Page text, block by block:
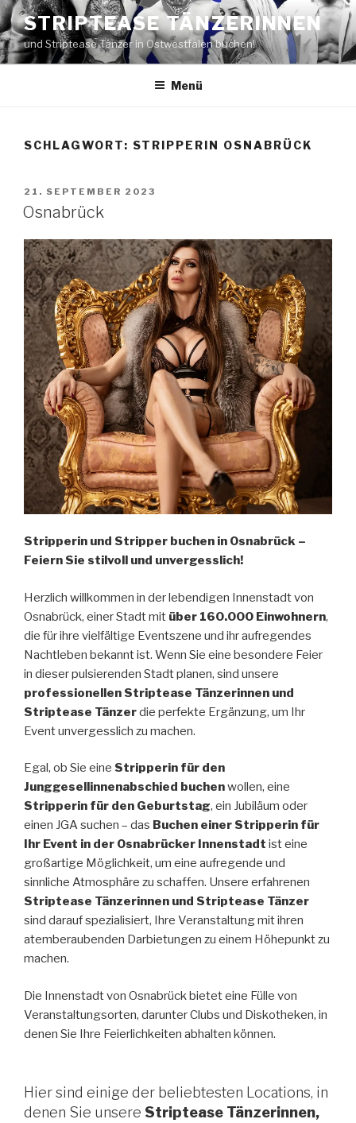
Zum
Inhalt
springen
STRIPTEASE TÄNZERINNEN
und Striptease Tänzer in Ostwestfalen buchen!
Menü
SCHLAGWORT: STRIPPERIN OSNABRÜCK
VERÖFFENTLICHT
AM
21. SEPTEMBER 2023
Osnabrück
Stripperin und Stripper buchen in Osnabrück –
Feiern Sie stilvoll und unvergesslich!
Herzlich willkommen in der lebendigen Innenstadt von
Osnabrück, einer Stadt mit über 160.000 Einwohnern,
die für ihre vielfältige Eventszene und ihr aufregendes
Nachtleben bekannt ist. Wenn Sie eine besondere Feier
in dieser pulsierenden Stadt planen, sind unsere
professionellen Striptease Tänzerinnen und
Striptease Tänzerdie perfekte Ergänzung, um Ihr
Event unvergesslich zu machen.
Egal, ob Sie eine Stripperin für den
Junggesellinnenabschied buchenwollen, eine
Stripperin für den Geburtstag, ein Jubiläum oder
einen JGA suchen – das Buchen einer Stripperin für
Ihr Event in der Osnabrücker Innenstadt ist eine
großartige Möglichkeit, um eine aufregende und
sinnliche Atmosphäre zu schaffen. Unsere erfahrenen
Striptease Tänzerinnen und Striptease Tänzer
sind darauf spezialisiert, Ihre Veranstaltung mit ihren
atemberaubenden Darbietungen zu einem Höhepunkt zu
machen.
Die Innenstadt von Osnabrück bietet eine Fülle von
Veranstaltungsorten, darunter Clubs und Diskotheken, in
denen Sie Ihre Feierlichkeiten abhalten können.
Hier sind einige der beliebtesten Locations, in
denen Sie unsere Striptease Tänzerinnen,